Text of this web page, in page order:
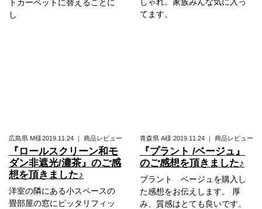
トカーペットに替えることに
し
てます。
広島県 M様2019.11.24 ｜ 商品レビュー
『ロールスクリーン和モ
ダン非遮光/濃茶』のご感
想を頂きました♪
洋室の隣にある小スペースの
畳部屋の窓にピッタリフィッ
青森県 A様 2019.11.24 ｜ 商品レビュー
『プラント /ベージュ』
のご感想を頂きました♪
ブラント ベージュを購入し
た感想をお伝えします。 厚
み、質感はとても良いです。